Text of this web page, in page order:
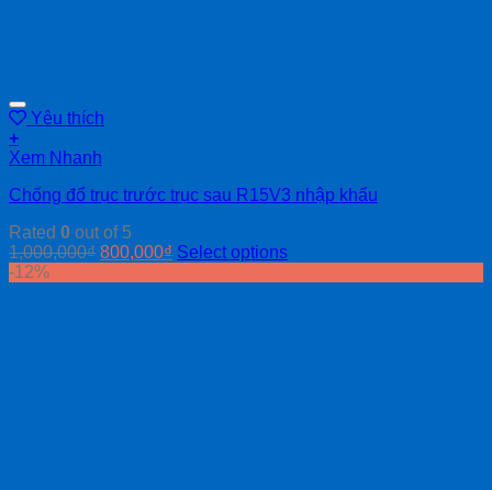
Yêu thích
+
Xem Nhanh
Chống đổ trục trước trục sau R15V3 nhập khẩu
Rated 0 out of 5
1,000,000₫ 800,000₫ Select options
-12%